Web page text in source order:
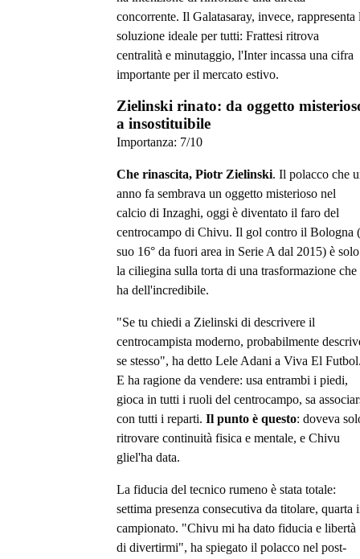
concorrente. Il Galatasaray, invece, rappresenta
soluzione ideale per tutti: Frattesi ritrova
centralità e minutaggio, l'Inter incassa una cifra
importante per il mercato estivo.
Zielinski rinato: da oggetto
a insostituibile
Importanza: 7/10
Che rinascita, Piotr Zielinski. Il polacco che
anno fa sembrava un oggetto misterioso nel
calcio di Inzaghi, oggi è diventato il faro del
centrocampo di Chivu. Il gol contro il Bologna
suo 16° da fuori area in Serie A dal 2015) è solo
la ciliegina sulla torta di una trasformazione che
ha dell'incredibile.
"Se tu chiedi a Zielinski di descrivere il
centrocampista moderno, probabilmente
se stesso", ha detto Lele Adani a Viva El
E ha ragione da vendere: usa entrambi i piedi,
gioca in tutti i ruoli del centrocampo, sa
con tutti i reparti. Il punto è questo: doveva
ritrovare continuità fisica e mentale, e Chivu
gliel'ha data.
La fiducia del tecnico rumeno è stata totale:
settima presenza consecutiva da titolare, quarta
campionato. "Chivu mi ha dato fiducia e libertà
di divertirmi", ha spiegato il polacco nel post-